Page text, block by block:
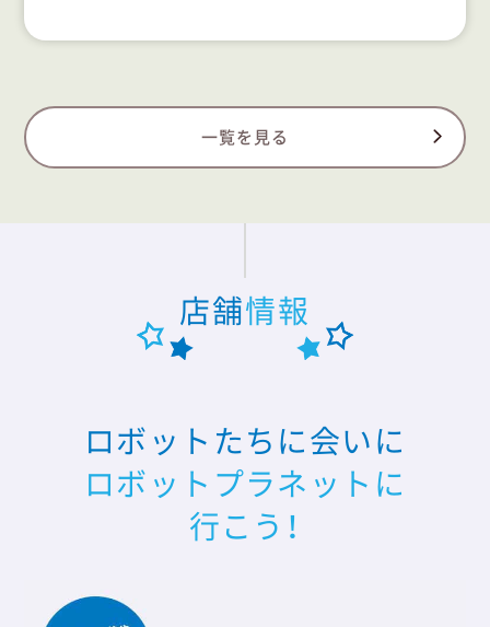
一覧を見る
店舗情報
ロボットたちに会いに
ロボットプラネットに
行こう！